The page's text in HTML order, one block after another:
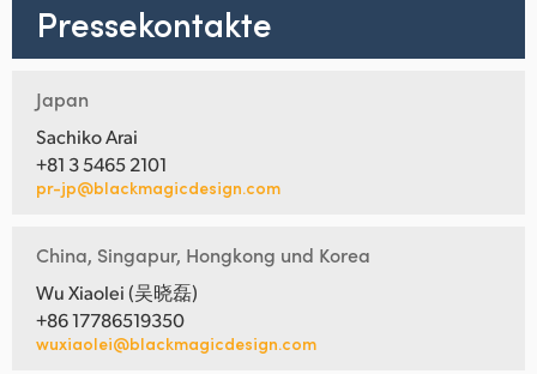
Pressekontakte
Japan
Sachiko Arai
+81 3 5465 2101
pr-jp@blackmagicdesign.com
China, Singapur, Hongkong und Korea
Wu Xiaolei (吴晓磊)
+86 17786519350
wuxiaolei@blackmagicdesign.com